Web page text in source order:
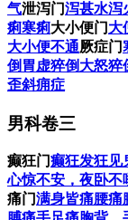
气泄泻门泻甚水泻
痢寒痢大小便门 大
大小便不通厥症门
倒 胃虚猝倒大怒猝
歪斜痈症
男科卷三
癫狂门癫狂发狂见
心惊不安，夜卧不
痛门满身皆痛腰痛